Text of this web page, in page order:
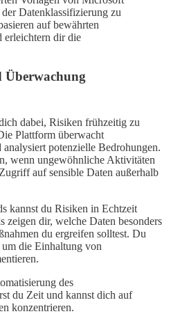
Datenklassifizierung zu
auf bewährten
erleichtern dir die
Überwachung
dabei, Risiken frühzeitig zu
Plattform überwacht
potenzielle Bedrohungen.
wenn ungewöhnliche Aktivitäten
auf sensible Daten außerhalb
kannst du Risiken in Echtzeit
zeigen dir, welche Daten besonders
du ergreifen solltest. Du
die Einhaltung von
des
du Zeit und kannst dich auf
konzentrieren.